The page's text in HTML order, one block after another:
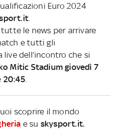
Euro 2024
le news per arrivare
e tutti gli
dell’incontro che si
Mitic Stadium giovedì 7
20:45.
scoprire il mondo
e su skysport.it.